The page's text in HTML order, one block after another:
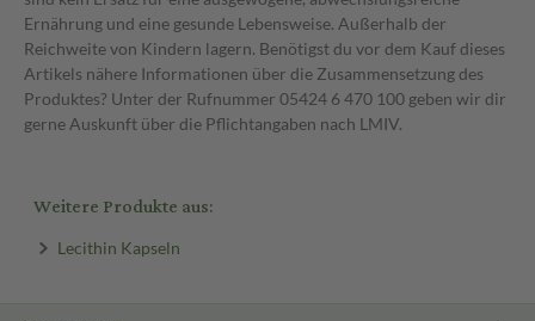
Ernährung und eine gesunde Lebensweise. Außerhalb der
Reichweite von Kindern lagern. Benötigst du vor dem Kauf dieses
Artikels nähere Informationen über die Zusammensetzung des
Produktes? Unter der Rufnummer 05424 6 470 100 geben wir dir
gerne Auskunft über die Pflichtangaben nach LMIV.
Weitere Produkte aus:
Lecithin Kapseln